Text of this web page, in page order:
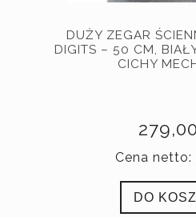
DUŻY ZEGAR
DIGITS – 50 CM,
CICHY
Cena netto:
DO